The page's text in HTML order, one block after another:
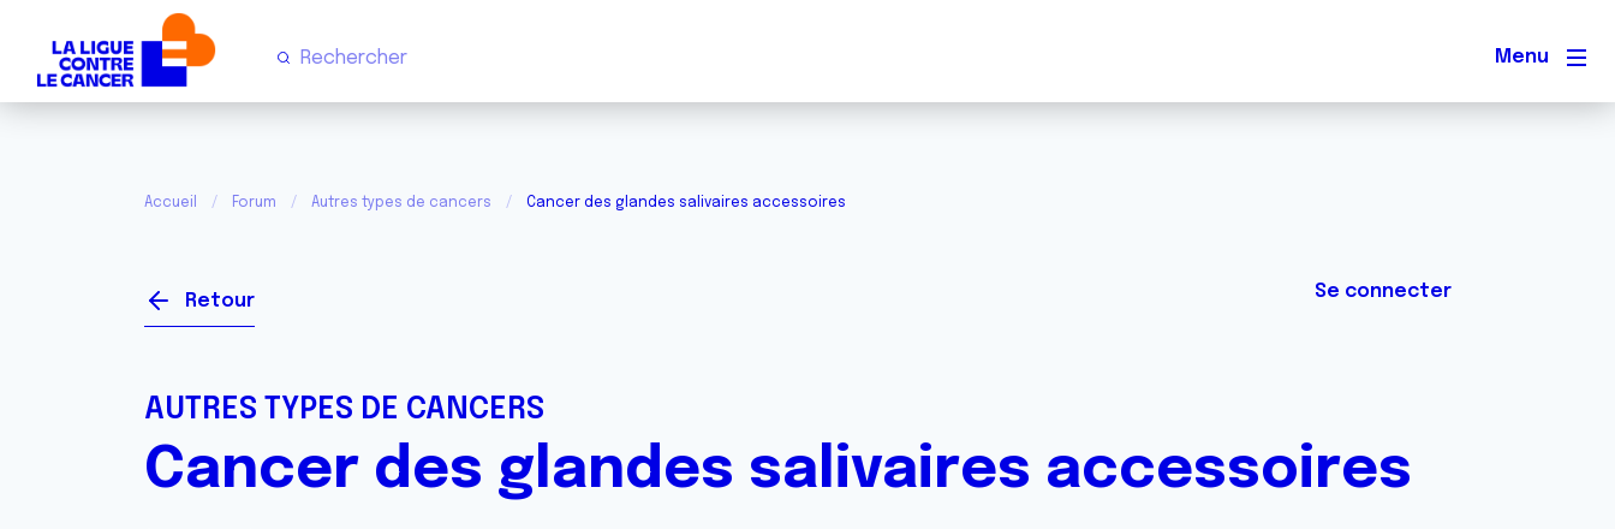
Menu
Accueil Forum Autres types de cancers Cancer des glandes salivaires accessoires
Retour Se connecter
AUTRES TYPES DE CANCERS
Cancer des glandes salivaires accessoires